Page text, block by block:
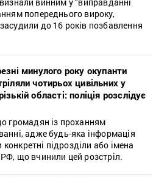
попереднього вироку,
до 16 років позбавлення
минулого року окупанти
чотирьох цивільних у
області: поліція розслідує
громадян із проханням
адже будь-яка інформація
підрозділи або імена
що вчинили цей розстріл.